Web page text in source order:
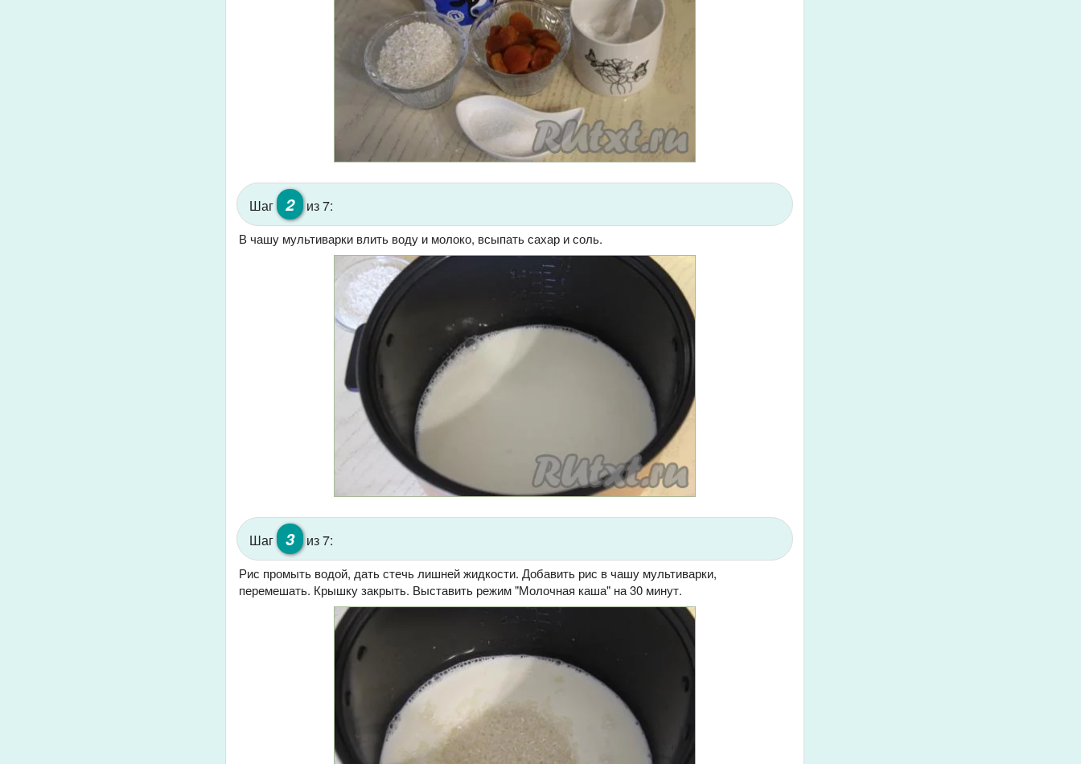
Шаг 2 из 7:
В чашу мультиварки влить воду и молоко, всыпать сахар и соль.
Шаг 3 из 7:
Рис промыть водой, дать стечь лишней жидкости. Добавить рис в чашу мультиварки,
перемешать. Крышку закрыть. Выставить режим "Молочная каша" на 30 минут.